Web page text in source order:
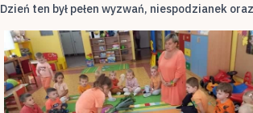
Dzień ten był pełen wyzwań, niespodzianek